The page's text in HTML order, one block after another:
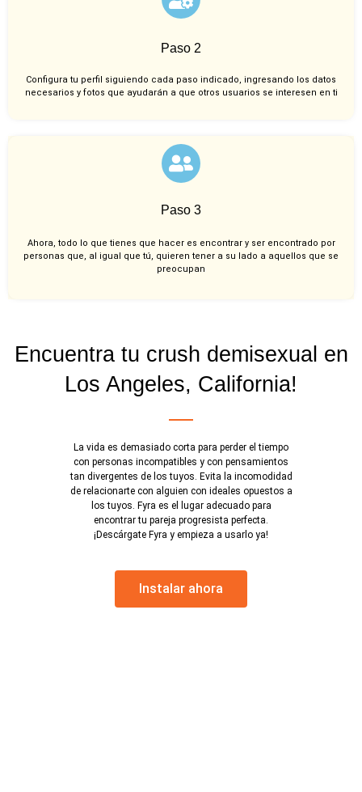
Paso 2
Configura tu perfil siguiendo cada paso indicado, ingresando los datos
necesarios y fotos que ayudarán a que otros usuarios se interesen en ti
Paso 3
Ahora, todo lo que tienes que hacer es encontrar y ser encontrado por
personas que, al igual que tú, quieren tener a su lado a aquellos que se
preocupan
Encuentra tu crush demisexual en
Los Angeles, California!
La vida es demasiado corta para perder el tiempo
con personas incompatibles y con pensamientos
tan divergentes de los tuyos. Evita la incomodidad
de relacionarte con alguien con ideales opuestos a
los tuyos. Fyra es el lugar adecuado para
encontrar tu pareja progresista perfecta.
¡Descárgate Fyra y empieza a usarlo ya!
Instalar ahora